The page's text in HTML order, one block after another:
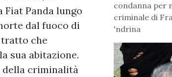
Fiat Panda lungo
dal fuoco di
tratto che
sua abitazione.
della criminalità
condanna per
criminale di
'ndrina